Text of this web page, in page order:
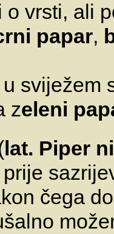
o vrsti, ali
papar,
sviježem
zeleni
lat. Piper
čega